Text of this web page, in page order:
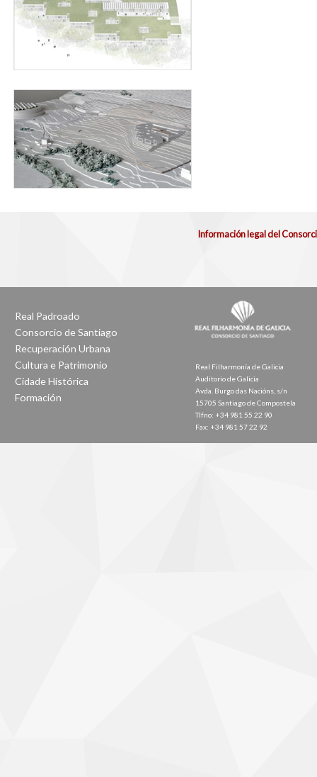
maqueta_siuacion_incipit_para_web.jpg
Información legal del
Real Padroado
Consorcio de Santiago
Recuperación Urbana
Cultura e Patrimonio
Cidade Histórica
Formación
Real Filharmonía de Galicia
Auditorio de Galicia
Avda. Burgo das Nacións, s/n
15705 Santiago de Compostela
Tlfno: +34 981 55 22 90
Fax: +34 981 57 22 92